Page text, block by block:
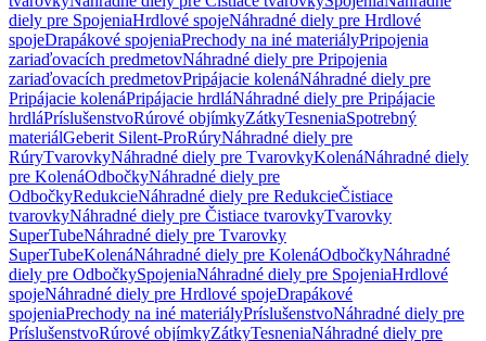
diely pre SpojeniaHrdlové spojeNáhradné diely pre Hrdlové
spojeDrapákové spojeniaPrechody na iné materiályPripojenia
zariaďovacích predmetovNáhradné diely pre Pripojenia
zariaďovacích predmetovPripájacie kolenáNáhradné diely pre
Pripájacie kolenáPripájacie hrdláNáhradné diely pre Pripájacie
hrdláPríslušenstvoRúrové objímkyZátkyTesneniaSpotrebný
materiálGeberit Silent-ProRúryNáhradné diely pre
RúryTvarovkyNáhradné diely pre TvarovkyKolenáNáhradné diely
pre KolenáOdbočkyNáhradné diely pre
OdbočkyRedukcieNáhradné diely pre RedukcieČistiace
tvarovkyNáhradné diely pre Čistiace tvarovkyTvarovky
SuperTubeNáhradné diely pre Tvarovky
SuperTubeKolenáNáhradné diely pre KolenáOdbočkyNáhradné
diely pre OdbočkySpojeniaNáhradné diely pre SpojeniaHrdlové
spojeNáhradné diely pre Hrdlové spojeDrapákové
spojeniaPrechody na iné materiályPríslušenstvoNáhradné diely pre
PríslušenstvoRúrové objímkyZátkyTesneniaNáhradné diely pre